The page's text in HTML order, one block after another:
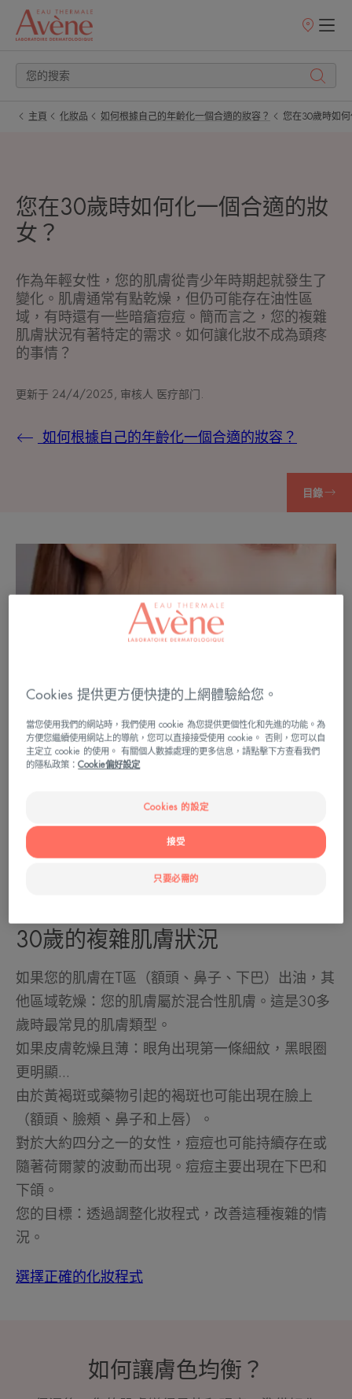
銷
主頁 化妝品 如何根據自己的年齡化一個合適的妝容？ 您在30歲時如
您在30歲時如何化一個合適的妝
女？
作為年輕女性，您的肌膚從青少年時期起就發生了
變化。肌膚通常有點乾燥，但仍可能存在油性區
域，有時還有一些暗瘡痘痘。簡而言之，您的複雜
肌膚狀況有著特定的需求。如何讓化妝不成為頭疼
的事情？
更新于 24/4/2025 , 审核人 医疗部门
如何根據自己的年齡化一個合適的妝容？
目錄
30歲的複雜肌膚狀況
如果您的肌膚在T區（額頭、鼻子、下巴）出油，其
他區域乾燥：您的肌膚屬於混合性肌膚。這是30多
歲時最常見的肌膚類型。
如果皮膚乾燥且薄：眼角出現第一條細紋，黑眼圈
更明顯...
由於黃褐斑或藥物引起的褐斑也可能出現在臉上
（額頭、臉頰、鼻子和上唇）。
對於大約四分之一的女性，痘痘也可能持續存在或
隨著荷爾蒙的波動而出現。痘痘主要出現在下巴和
下頜。
您的目標：透過調整化妝程式，改善這種複雜的情
況。
選擇正確的化妝程式
如何讓膚色均衡？
Cookies 提供更方便快捷的上網體驗給您。
當您使用我們的網站時，我們使用 cookie 為您提供更個性化和先進的功能。為
方便您繼續使用網站上的導航，您可以直接接受使用 cookie。 否則，您可以自
主定立 cookie 的使用。 有關個人數據處理的更多信息，請點擊下方查看我們
的隱私政策：Cookie偏好設定
Cookies 的設定
只要必需的
接受